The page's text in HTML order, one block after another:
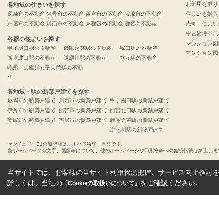
各地域の住まいを探す
尼崎市の不動産
芦屋市の不動産
伊丹市の不動産
川西市の不動産
西宮市の不動産
東灘区の不動産
宝塚市の不動産
灘区の不動産
各駅の住まいを探す
甲子園口駅の不動産
西宮北口駅の不動産
武庫之荘駅の不動産
逆瀬川駅の不動産
塚口駅の不動産
立花駅の不動産
鳴尾・武庫川女子大前駅の不動
産
各地域・駅の新築戸建てを探す
尼崎市の新築戸建て
伊丹市の新築戸建て
宝塚市の新築戸建て
川西市の新築戸建て
西宮市の新築戸建て
芦屋市の新築戸建て
甲子園口駅の新築戸建て
西宮北口駅の新築戸建て
武庫之荘駅の新築戸建て
逆瀬川駅の新築戸建て
お部屋を借り
住まいを購入
売却｜住ま
中古物件×リ
マンション
マンション
センチュリー21の加盟店は、すべて独立・自営です。
当ホームページの文字、画像等について、他のホームページや印刷物等への無断転載は禁止しま
当サイトでは、お客様の当サイト利用状況把握、サービス向上検討
詳しくは、当社の 「Cookieの取扱いについて」 をご確認ください。